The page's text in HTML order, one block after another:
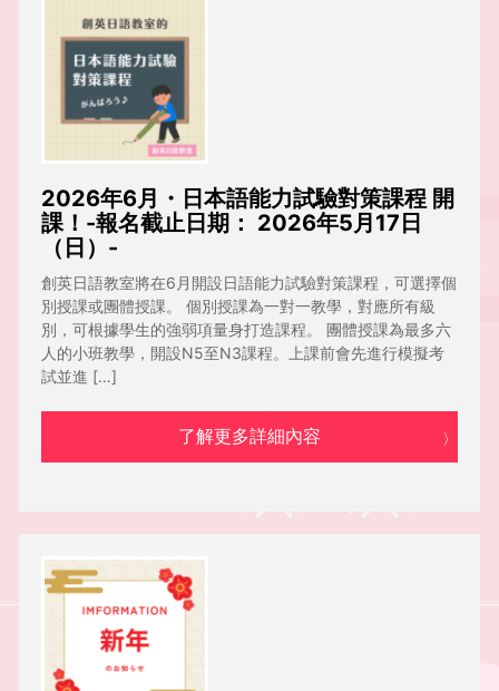
2026年6月・日本語能力試驗對策課程 開
課！-報名截止日期： 2026年5月17日
（日）-
創英日語教室將在6月開設日語能力試驗對策課程，可選擇個
別授課或團體授課。 個別授課為一對一教學，對應所有級
別，可根據學生的強弱項量身打造課程。 團體授課為最多六
人的小班教學，開設N5至N3課程。上課前會先進行模擬考
試並進 […]
了解更多詳細內容